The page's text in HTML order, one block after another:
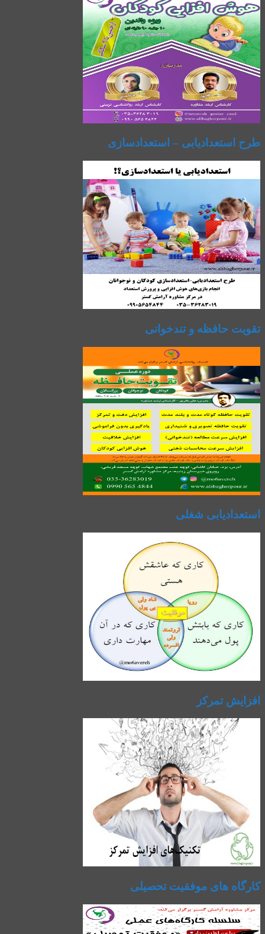
طرح استعدادیابی – استعدادسازی
تقویت حافظه و تندخوانی
استعدادیابی شغلی
افزایش تمرکز
کارگاه های موفقیت تحصیلی